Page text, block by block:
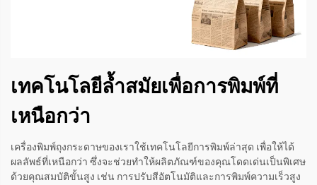
เทคโนโลยีล้ำสมัยเพื่อการพิมพ์ที่
เหนือกว่า
เครื่องพิมพ์ถุงกระดาษของเราใช้เทคโนโลยีการพิมพ์ล่าสุด เพื่อให้ได้
ผลลัพธ์ที่เหนือกว่า ซึ่งจะช่วยทำให้ผลิตภัณฑ์ของคุณโดดเด่นเป็นพิเศษ
ด้วยคุณสมบัติขั้นสูง เช่น การปรับสีอัตโนมัติและการพิมพ์ความเร็วสูง